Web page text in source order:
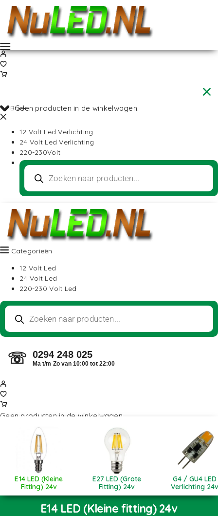
Geen producten in de winkelwagen.
Back
12 Volt Led Verlichting
24 Volt Led Verlichting
220-230Volt
Categorieën
12 Volt Led
24 Volt Led
220-230 Volt Led
☏ 0294 248 025
Ma t/m Zo van 10:00 tot 22:00
Geen producten in de winkelwagen.
E14 LED (Kleine
Fitting) 24v
E27 LED (Grote
Fitting) 24v
G4 / GU4 LED
Verlichting
E14 LED (Kleine fitting) 24v